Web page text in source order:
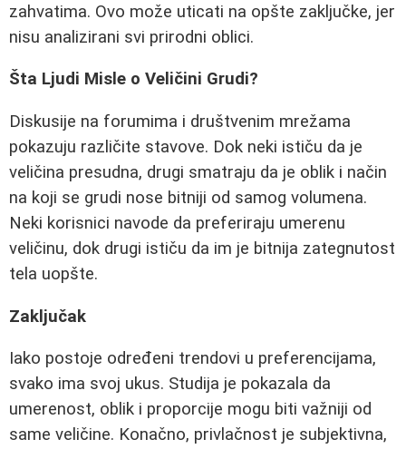
zahvatima. Ovo može uticati na opšte zaključke, jer
nisu analizirani svi prirodni oblici.
Šta Ljudi Misle o Veličini Grudi?
Diskusije na forumima i društvenim mrežama
pokazuju različite stavove. Dok neki ističu da je
veličina presudna, drugi smatraju da je oblik i način
na koji se grudi nose bitniji od samog volumena.
Neki korisnici navode da preferiraju umerenu
veličinu, dok drugi ističu da im je bitnija zategnutost
tela uopšte.
Zaključak
Iako postoje određeni trendovi u preferencijama,
svako ima svoj ukus. Studija je pokazala da
umerenost, oblik i proporcije mogu biti važniji od
same veličine. Konačno, privlačnost je subjektivna,